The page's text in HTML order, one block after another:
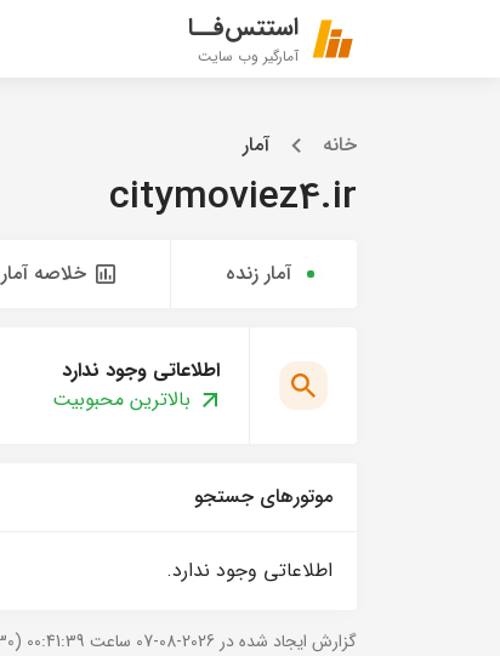
استتس‌فــا
آمارگیر وب سایت
خانه آمار
citymoviez4.ir
آمار زنده خلاصه آمار
اطلاعاتی وجود ندارد
بالاترین محبوبیت
موتورهای جستجو
اطلاعاتی وجود ندارد.
گزارش ایجاد شده در 2026-08-07 ساعت 00:41:39 (UTC +03:30).